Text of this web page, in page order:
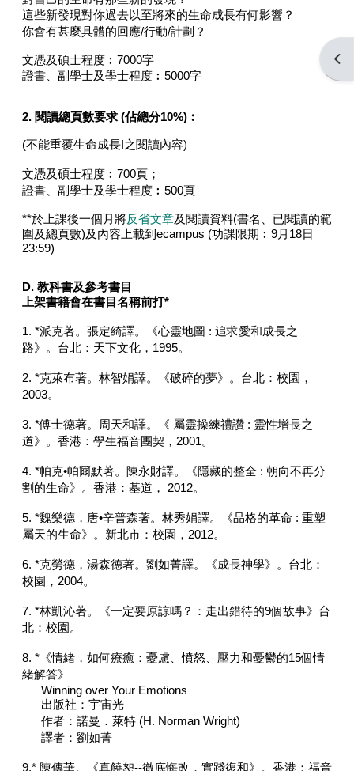
這些新發現對你過去以至將來的生命成長有何影響？
你會有甚麼具體的回應/行動/計劃？
文憑及碩士程度︰7000字
證書、副學士及學士程度︰5000字
2. 閱讀總頁數要求 (佔總分10%)︰
(不能重覆生命成長I之閱讀內容)
文憑及碩士程度︰700頁；
證書、副學士及學士程度︰500頁
**於上課後一個月將反省文章及閱讀資料(書名、已閱讀的範
圍及總頁數)及內容上載到ecampus (功課限期︰9月18日
23:59)
D. 教科書及參考書目
上架書籍會在書目名稱前打*
1. *派克著。張定綺譯。《心靈地圖 : 追求愛和成長之
路》。台北：天下文化，1995。
2. *克萊布著。林智娟譯。《破碎的夢》。台北：校園，
2003。
3. *傅士德著。周天和譯。《 屬靈操練禮讚 : 靈性增長之
道》。香港：學生福音團契，2001。
4. *帕克•帕爾默著。陳永財譯。《隱藏的整全 : 朝向不再分
割的生命》。香港：基道， 2012。
5. *魏樂德，唐•辛普森著。林秀娟譯。《品格的革命 : 重塑
屬天的生命》。新北市：校園，2012。
6. *克勞德，湯森德著。劉如菁譯。《成長神學》。台北：
校園，2004。
7. *林凱沁著。《一定要原諒嗎？：走出錯待的9個故事》台
北：校園。
8. *《情緒，如何療癒：憂慮、憤怒、壓力和憂鬱的15個情
緒解答》
Winning over Your Emotions
出版社：宇宙光
作者：諾曼．萊特 (H. Norman Wright)
譯者：劉如菁
9.* 陳傳華。《真饒恕--徹底悔改，實踐復和》。香港：福音